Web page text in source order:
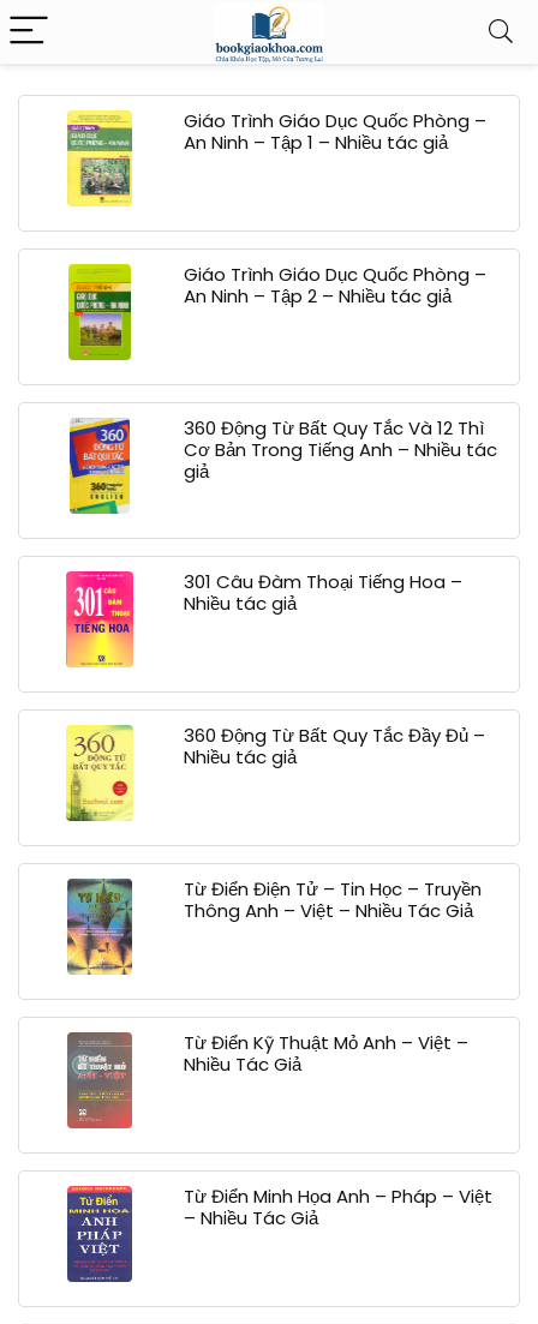
Giáo Trình Giáo Dục Quốc Phòng –
An Ninh – Tập 1 – Nhiều tác giả
Giáo Trình Giáo Dục Quốc Phòng –
An Ninh – Tập 2 – Nhiều tác giả
360 Động Từ Bất Quy Tắc Và 12 Thì
Cơ Bản Trong Tiếng Anh – Nhiều tác
giả
301 Câu Đàm Thoại Tiếng Hoa –
Nhiều tác giả
360 Động Từ Bất Quy Tắc Đầy Đủ –
Nhiều tác giả
Từ Điển Điện Tử – Tin Học – Truyền
Thông Anh – Việt – Nhiều Tác Giả
Từ Điển Kỹ Thuật Mỏ Anh – Việt –
Nhiều Tác Giả
Từ Điển Minh Họa Anh – Pháp – Việt
– Nhiều Tác Giả